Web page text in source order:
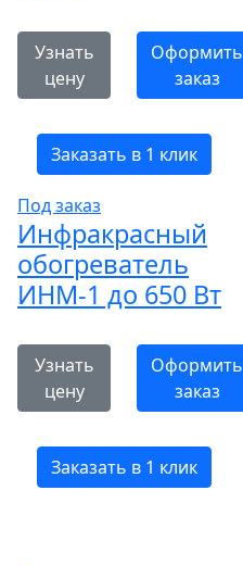
Узнать
цену
Оформить
заказ
Заказать в 1 клик
Под заказ
Инфракрасный
обогреватель
ИНМ-1 до 650 Вт
Узнать
цену
Оформить
заказ
Заказать в 1 клик